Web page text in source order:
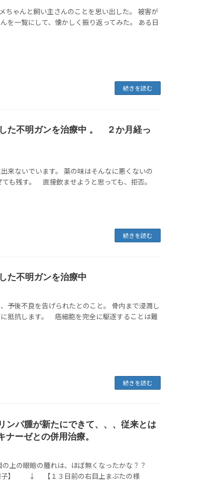
ちゃんと飼い主さんのことを思い出した。 被害が
を一覧にして、懐かしく振り返ってみた。 ある日
続きを読む
た不明ガンを治療中 。 ２か月経っ
来ないでいます。 薬の味はそんなに悪くないの
ても残す。 直接飲ませようと思っても、拒否。
続きを読む
た不明ガンを治療中
予後不良を告げられたとのこと。 骨内まで浸潤し
抵抗します。 癌細胞を完全に駆逐することは難
続きを読む
パ腫が新たにできて、、、従来とは
ーゼとの併用治療。
の上の眼瞼の腫れは、ほぼ無くなったかな？？
】 ↓ 【１３日前の右目上まぶたの様